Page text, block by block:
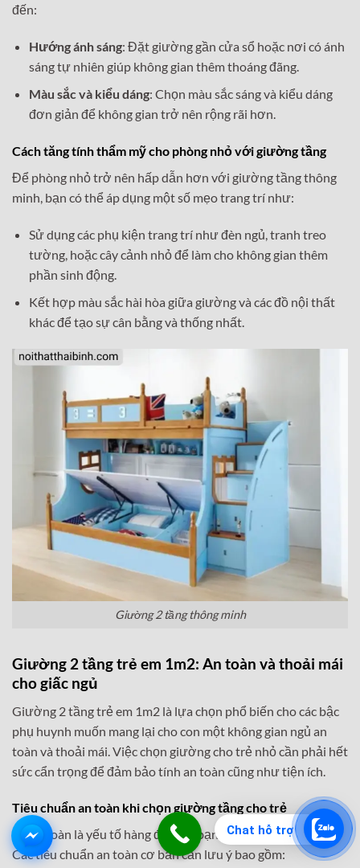
đến:
Hướng ánh sáng: Đặt giường gần cửa sổ hoặc nơi có ánh
sáng tự nhiên giúp không gian thêm thoáng đãng.
Màu sắc và kiểu dáng: Chọn màu sắc sáng và kiểu dáng
đơn giản để không gian trở nên rộng rãi hơn.
Cách tăng tính thẩm mỹ cho phòng nhỏ với giường tầng
Để phòng nhỏ trở nên hấp dẫn hơn với giường tầng thông
minh, bạn có thể áp dụng một số mẹo trang trí như:
Sử dụng các phụ kiện trang trí như đèn ngủ, tranh treo
tường, hoặc cây cảnh nhỏ để làm cho không gian thêm
phần sinh động.
Kết hợp màu sắc hài hòa giữa giường và các đồ nội thất
khác để tạo sự cân bằng và thống nhất.
Giường 2 tầng thông minh
Giường 2 tầng trẻ em 1m2: An toàn và thoải mái
cho giấc ngủ
Giường 2 tầng trẻ em 1m2 là lựa chọn phổ biến cho các bậc
phụ huynh muốn mang lại cho con một không gian ngủ an
toàn và thoải mái. Việc chọn giường cho trẻ nhỏ cần phải hết
sức cẩn trọng để đảm bảo tính an toàn cũng như tiện ích.
Tiêu chuẩn an toàn khi chọn giường tầng cho trẻ
Sự an toàn là yếu tố hàng đầu khi bạn chọn giường cho trẻ.
Các tiêu chuẩn an toàn cơ bản cần lưu ý bao gồm:
Chat hỗ trợ